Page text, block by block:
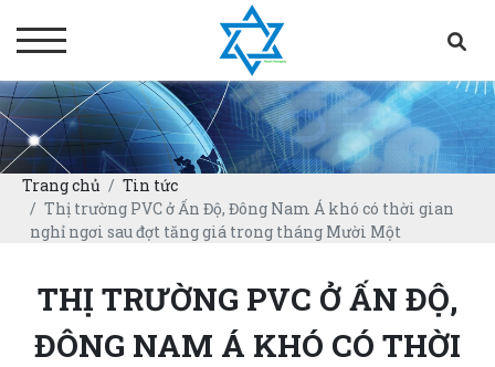
Trang chủ
Tin tức
Thị trường PVC ở Ấn Độ, Đông Nam Á khó có thời gian
nghỉ ngơi sau đợt tăng giá trong tháng Mười Một
THỊ TRƯỜNG PVC Ở ẤN ĐỘ,
ĐÔNG NAM Á KHÓ CÓ THỜI